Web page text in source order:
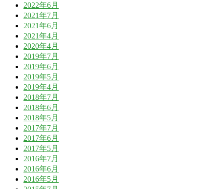
2022年6月
2021年7月
2021年6月
2021年4月
2020年4月
2019年7月
2019年6月
2019年5月
2019年4月
2018年7月
2018年6月
2018年5月
2017年7月
2017年6月
2017年5月
2016年7月
2016年6月
2016年5月